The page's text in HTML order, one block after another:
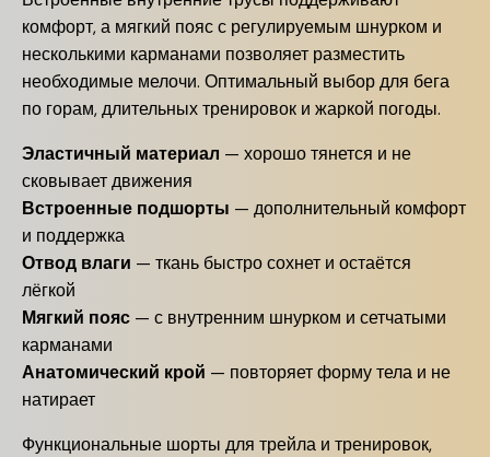
комфорт, а мягкий пояс с регулируемым шнурком и
несколькими карманами позволяет разместить
необходимые мелочи. Оптимальный выбор для бега
по горам, длительных тренировок и жаркой погоды.
Эластичный материал — хорошо тянется и не
сковывает движения
Встроенные подшорты — дополнительный комфорт
и поддержка
Отвод влаги — ткань быстро сохнет и остаётся
лёгкой
Мягкий пояс — с внутренним шнурком и сетчатыми
карманами
Анатомический крой — повторяет форму тела и не
натирает
Функциональные шорты для трейла и тренировок,